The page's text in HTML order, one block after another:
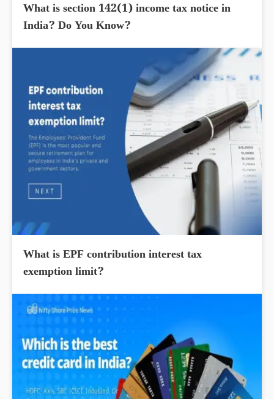
What is section 142(1) income tax notice in
India? Do You Know?
What is EPF contribution interest tax
exemption limit?